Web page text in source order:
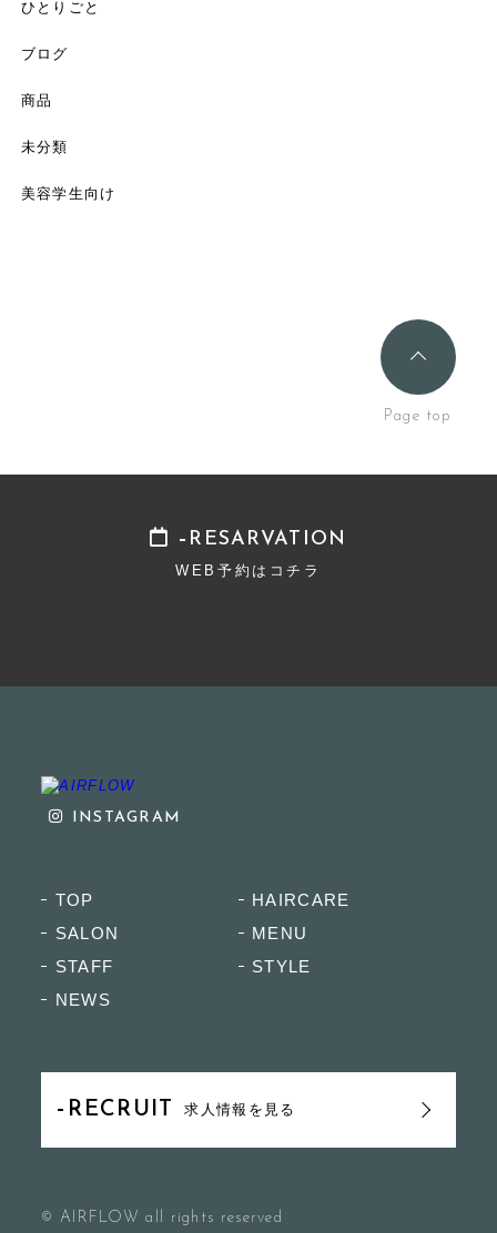
ひとりごと
ブログ
商品
未分類
美容学生向け
INSTAGRAM
TOP
HAIRCARE
SALON
MENU
STAFF
STYLE
NEWS
RECRUIT 求人情報を見る
© AIRFLOW all rights reserved
RESARVATION
WEB予約はコチラ